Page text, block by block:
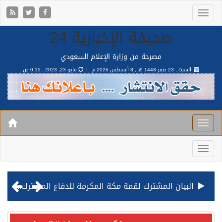
صحيفة الإخبارية 24
مصرحة من وزارة الإعلام السعودي
السبت , 23 صفر 1448 هـ , 8 أغسطس 2026 م | مايو 23, 2023 , 0:15 ص
قيادة القوات المشتركة للتحالف: نفذنا عملية رد عسكري متناسبة لأهداف عسكرية مشروعة تابعة للمليشيا الحوثية الإرهابية في محافظة الحديدة
مصدر مسؤول بالهيئة العامة للنقل: استهداف السفينة السعودية NCC MASA خلال إبحارها في البحر الأحمر نتج عنه إصابة طفيفة في بدنها